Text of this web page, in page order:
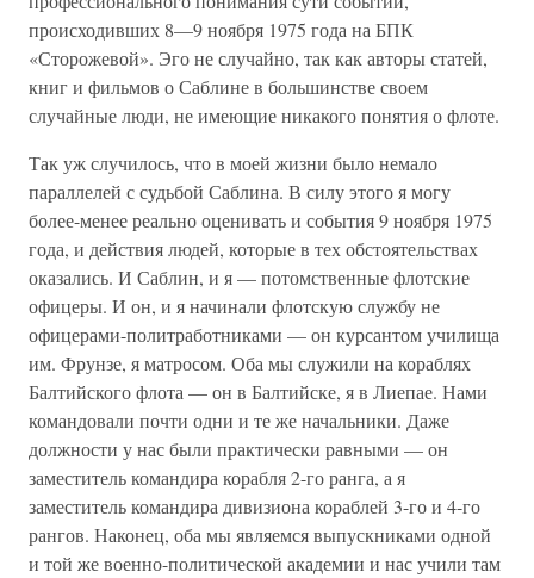
происходивших 8—9 ноября 1975 года на БПК
«Сторожевой». Эго не случайно, так как авторы статей,
книг и фильмов о Саблине в большинстве своем
случайные люди, не имеющие никакого понятия о флоте.
Так уж случилось, что в моей жизни было немало
параллелей с судьбой Саблина. В силу этого я могу
более-менее реально оценивать и события 9 ноября 1975
года, и действия людей, которые в тех обстоятельствах
оказались. И Саблин, и я — потомственные флотские
офицеры. И он, и я начинали флотскую службу не
офицерами-политработниками — он курсантом училища
им. Фрунзе, я матросом. Оба мы служили на кораблях
Балтийского флота — он в Балтийске, я в Лиепае. Нами
командовали почти одни и те же начальники. Даже
должности у нас были практически равными — он
заместитель командира корабля 2-го ранга, а я
заместитель командира дивизиона кораблей 3-го и 4-го
рангов. Наконец, оба мы являемся выпускниками одной
и той же военно-политической академии и нас учили там